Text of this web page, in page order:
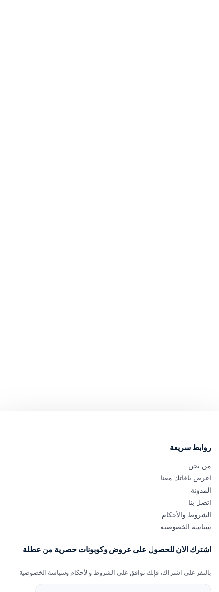
سريعة
نحن
باقاتك معنا
بنا
والأحكام
الخصوصية
الآن للحصول على عروض وكوبونات حصرية من عطلة
على اشتراك، فإنك توافق على الشروط والأحكام وسياسة الخصوصية